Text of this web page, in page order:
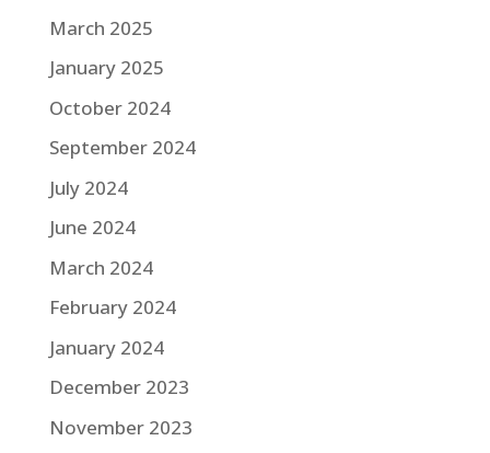
March 2025
January 2025
October 2024
September 2024
July 2024
June 2024
March 2024
February 2024
January 2024
December 2023
November 2023